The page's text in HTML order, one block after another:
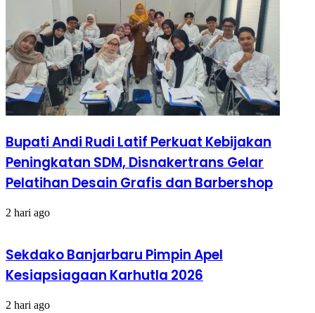
Bupati Andi Rudi Latif Perkuat Kebijakan
Peningkatan SDM, Disnakertrans Gelar
Pelatihan Desain Grafis dan Barbershop
2 hari ago
Sekdako Banjarbaru Pimpin Apel
Kesiapsiagaan Karhutla 2026
2 hari ago